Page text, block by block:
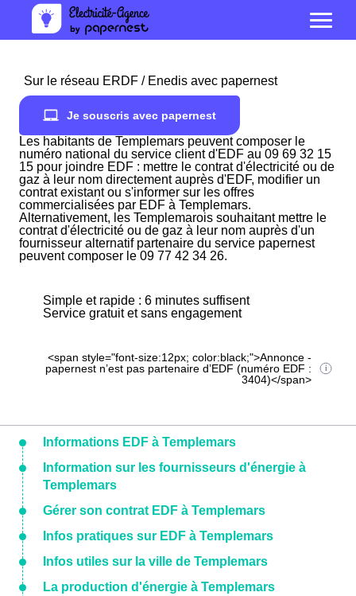
Sur le réseau ERDF / Enedis avec papernest
Je souscris avec papernest
Les habitants de Templemars peuvent composer le
numéro national du service client d'EDF au 09 69 32 15
15 pour joindre EDF : mettre le contrat d'électricité ou de
gaz à leur nom directement auprès d'EDF, modifier un
contrat existant ou s'informer sur les offres
commercialisées par EDF à Templemars.
Alternativement, les Templemarois souhaitant mettre le
contrat d'électricité ou de gaz à leur nom auprès d'un
fournisseur alternatif partenaire du service papernest
peuvent composer le 09 77 42 34 26.
Simple et rapide : 6 minutes suffisent
Service gratuit et sans engagement
<span style="font-size:12px; color:black;">Annonce -
papernest n’est pas partenaire d’EDF (numéro EDF :
3404)</span>
Informations EDF à Templemars
Information sur les fournisseurs d'énergie à
Templemars
Gérer son contrat EDF à Templemars
Infos pratiques sur EDF à Templemars
Infos utiles sur la ville de Templemars
La production d'énergie à Templemars